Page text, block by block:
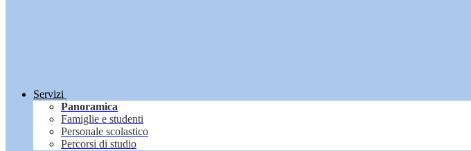
Servizi
Panoramica
Famiglie e studenti
Personale scolastico
Percorsi di studio